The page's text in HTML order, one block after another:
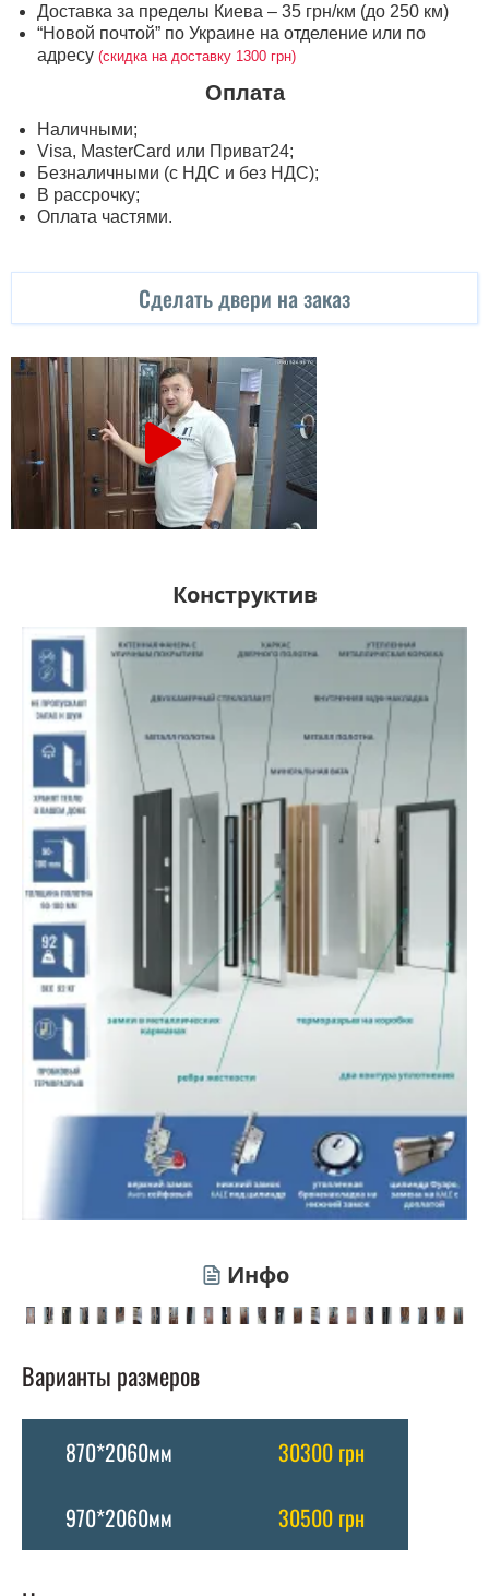
Доставка за пределы Киева – 35 грн/км (до 250 км)
“Новой почтой” по Украине на отделение или по
адресу (скидка на доставку 1300 грн)
Оплата
Наличными;
Visa, MasterСard или Приват24;
Безналичными (с НДС и без НДС);
В рассрочку;
Оплата частями.
Сделать двери на заказ
Конструктив
Инфо
Варианты размеров
870*2060мм
30300 грн
970*2060мм
30500 грн